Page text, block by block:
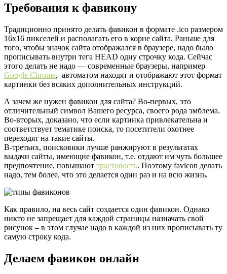
Требования к фавикону
Традиционно принято делать фавикон в формате .ico размером
16х16 пикселей и располагать его в корне сайта. Раньше для
того, чтобы значок сайта отображался в браузере, надо было
прописывать внутри тега HEAD одну строчку кода. Сейчас
этого делать не надо — современные браузеры, например
Google Chrome, автоматом находят и отображают этот формат
картинки без всяких дополнительных инструкций.
А зачем же нужен фавикон для сайта? Во-первых, это
отличительный символ Вашего ресурса, своего рода эмблема.
Во-вторых, доказано, что если картинка привлекательна и
соответствует тематике поиска, то посетители охотнее
переходят на такие сайты.
В-третьих, поисковики лучше ранжируют в результатах
выдачи сайты, имеющие фавикон, т.е. отдают им чуть большее
предпочтение, повышают трастовость. Поэтому favicon делать
надо, тем более, что это делается один раз и на всю жизнь.
Как правило, на весь сайт создается один фавикон. Однако
никто не запрещает для каждой страницы назначать свой
рисунок – в этом случае надо в каждой из них прописывать ту
самую строку кода.
Делаем фавикон онлайн